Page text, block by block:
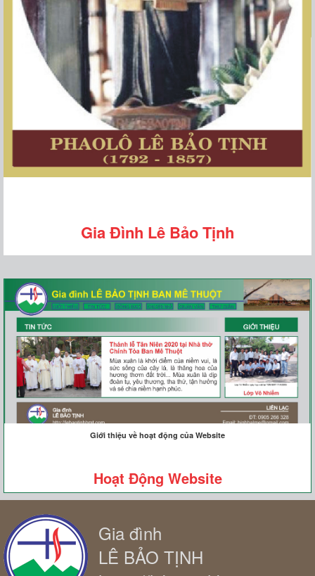
Gia Đình Lê Bảo Tịnh
Giới thiệu về hoạt động của Website
Hoạt Động Website
Gia đình
LÊ BẢO TỊNH